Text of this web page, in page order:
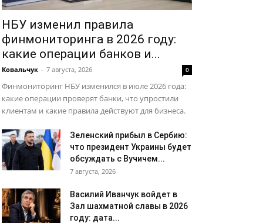
НБУ изменил правила
финмониторинга в 2026 году:
какие операции банков и...
Ковальчук - 7 августа, 2026 0
Финмониторинг НБУ изменился в июле 2026 года:
какие операции проверят банки, что упростили
клиентам и какие правила действуют для бизнеса.
Зеленский прибыл в Сербию:
что президент Украины будет
обсуждать с Вучичем...
7 августа, 2026
Василий Иванчук войдет в
Зал шахматной славы в 2026
году: дата...